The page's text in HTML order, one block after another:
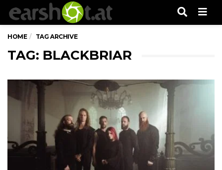
HOME TAG ARCHIVE
TAG: BLACKBRIAR